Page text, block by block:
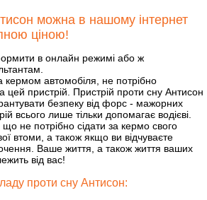
можна в нашому інтернет
ціною!
в онлайн режимі або ж
автомобіля, не потрібно
цей пристрій. Пристрій проти сну Антисон
безпеку від форс - мажорних
всього лише тільки допомагає водієві.
не потрібно сідати за кермо свого
втоми, а також якщо ви відчуваєте
Ваше життя, а також життя ваших
від вас!
проти сну Антисон: